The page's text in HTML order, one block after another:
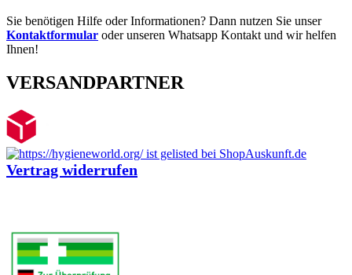
Sie benötigen Hilfe oder Informationen? Dann nutzen Sie unser
Kontaktformular oder unseren Whatsapp Kontakt und wir helfen
Ihnen!
VERSANDPARTNER
Vertrag widerrufen